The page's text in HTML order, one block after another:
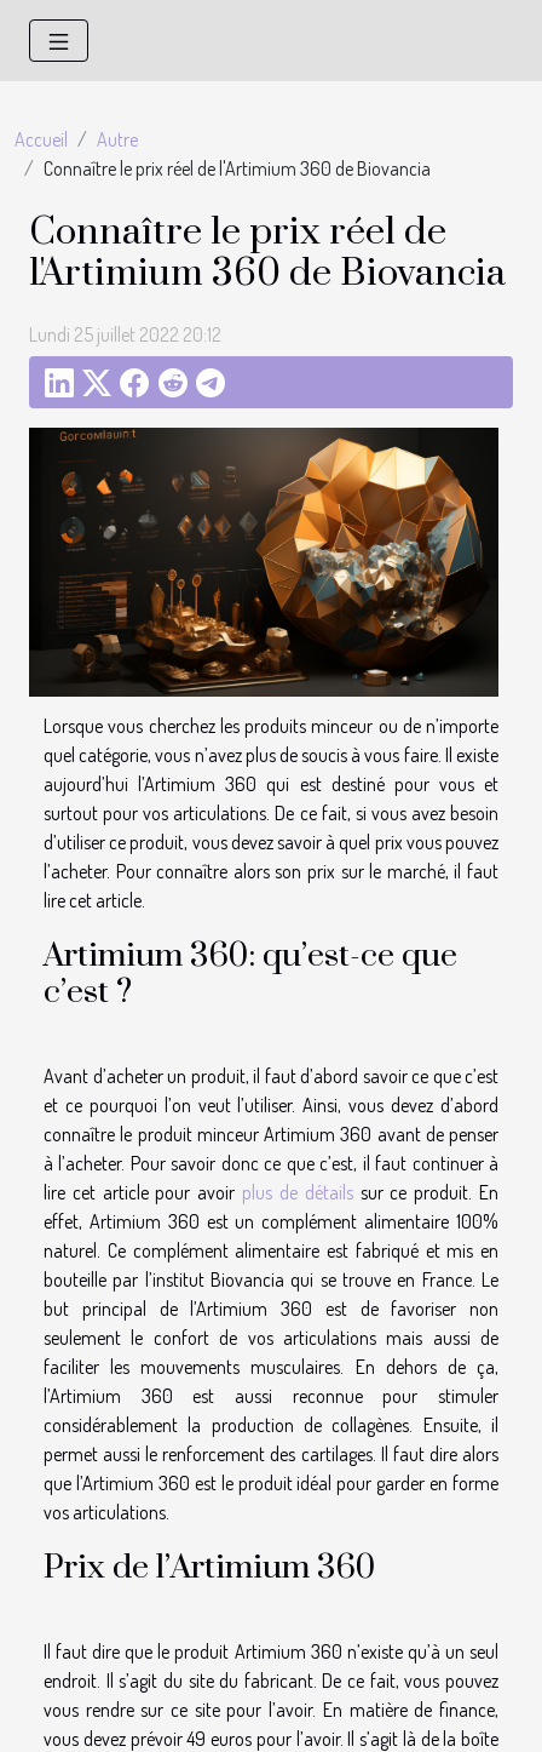
Accueil
Autre
Connaître le prix réel de l'Artimium 360 de Biovancia
Connaître le prix réel de
l'Artimium 360 de Biovancia
Lundi 25 juillet 2022 20:12
Lorsque vous cherchez les produits minceur ou de n’importe
quel catégorie, vous n’avez plus de soucis à vous faire. Il existe
aujourd’hui l’Artimium 360 qui est destiné pour vous et
surtout pour vos articulations. De ce fait, si vous avez besoin
d’utiliser ce produit, vous devez savoir à quel prix vous pouvez
l’acheter. Pour connaître alors son prix sur le marché, il faut
lire cet article.
Artimium 360: qu’est-ce que
c’est ?
Avant d’acheter un produit, il faut d’abord savoir ce que c’est
et ce pourquoi l’on veut l’utiliser. Ainsi, vous devez d’abord
connaître le produit minceur Artimium 360 avant de penser
à l’acheter. Pour savoir donc ce que c’est, il faut continuer à
lire cet article pour avoir plus de détailssur ce produit. En
effet, Artimium 360 est un complément alimentaire 100%
naturel. Ce complément alimentaire est fabriqué et mis en
bouteille par l’institut Biovancia qui se trouve en France. Le
but principal de l’Artimium 360 est de favoriser non
seulement le confort de vos articulations mais aussi de
faciliter les mouvements musculaires. En dehors de ça,
l’Artimium 360 est aussi reconnue pour stimuler
considérablement la production de collagènes. Ensuite, il
permet aussi le renforcement des cartilages. Il faut dire alors
que l’Artimium 360 est le produit idéal pour garder en forme
vos articulations.
Prix de l’Artimium 360
Il faut dire que le produit Artimium 360 n’existe qu’à un seul
endroit. Il s’agit du site du fabricant. De ce fait, vous pouvez
vous rendre sur ce site pour l’avoir. En matière de finance,
vous devez prévoir 49 euros pour l’avoir. Il s’agit là de la boîte